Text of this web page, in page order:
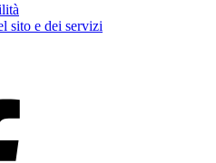
sito e dei servizi